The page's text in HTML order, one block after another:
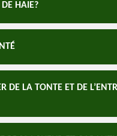
DE HAIE?
DE LA TONTE ET DE